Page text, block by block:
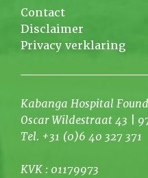
Contact
Disclaimer
Privacy verklaring
Kabanga Hospital
Oscar Wildestraat 43 |
Tel. +31 (0)6 40 327 371
KVK : 01179973